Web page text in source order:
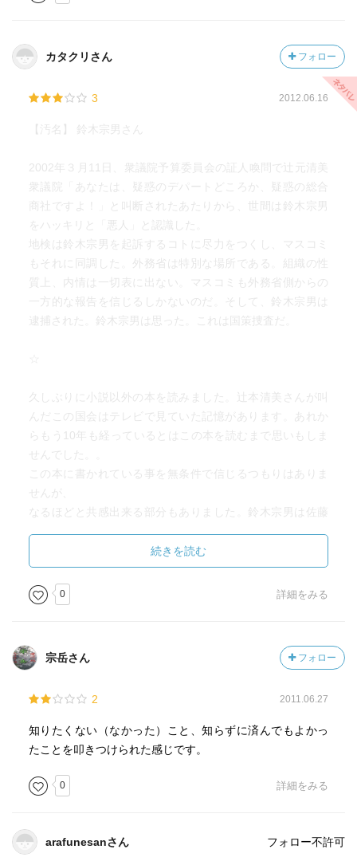
カタクリさん フォロー
3 2012.06.16
【汚名】 鈴木宗男さん
2002年３月11日、衆議院予算委員会の証人喚問で辻元清美
衆議院「あなたは、疑惑のデパートどころか、疑惑の総合
商社ですよ！」と叫断されたあたりから、世間は鈴木宗男
をハッキリと「悪人」と認識した。
地検は鈴木宗男を起訴するコトに尽力をつくし、マスコミ
もそれに同調した。外務省は特別な場所である。組織の性
質上、内情は一切表に出ない。マスコミも外務省側からの
一方的な報告を信じるしかないのだ。そして、鈴木宗男は
逮捕された。鈴木宗男は思った。これは国策捜査だ。
久しぶりに小説以外の本を読みました。辻本清美さんが叫
んだこの国会はテレビで見ていた記憶があります。あれか
らもう10年も経っているとはこの本を読むまで思いもしま
せんでした。。
この本に書かれている事を無条件で信じるつもりはありま
せんが、
なるほどと共感出来る部分もありました。鈴木宗男は佐藤
交には人と人との信頼関係が大切だとかかれていました。
そして、国が変われば常識も変わる。十年以上の歳月をか
けて築き上げて来たものが、現場を経験している人間にし
か分からない現場の状況というモノはある。新しい組閣で
し、相手の心情をないがしろにする。その結果、交渉は滞
る。北方領土の問題にも書かれていました。当初はまず2島
り、方針が4島一括返還に変わったそうです。それが如何に
無理な話かは現場に居ないとわかりません。ロシアにはロ
シアの事情がある。4島一括返還だとロシアの世論が納得し
りかざした結果、北方問題は暗礁にのりあげた。。この本
を読んで、沖縄基地問題や八ッ場ダム問題のコトを連想し
や論理だけで物事を押し進めた結果問題が複雑化してい
る。物事には歴史がある。それを理解しないとアカンのや
続きを読む
0 詳細をみる
宗岳さん フォロー
2 2011.06.27
知りたくない（なかった）こと、知らずに済んでもよかっ
たことを叩きつけられた感じです。
0 詳細をみる
arafunesanさん フォロー不許可